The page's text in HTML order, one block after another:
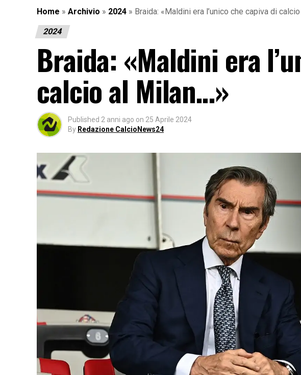
Home » Archivio » 2024 » Braida: «Maldini era l’unico che capiva di
2024
Braida: «Maldini era
calcio al Milan…»
Published 2 anni ago on 25 Aprile 2024
By Redazione CalcioNews24